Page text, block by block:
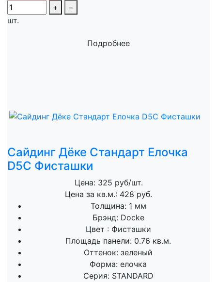
+
−
шт.
Подробнее
Сайдинг Дёке Стандарт Елочка
D5C Фисташки
Цена: 325 руб/шт.
Цена за кв.м.: 428 руб.
Толщина: 1 мм
Брэнд: Docke
Цвет : Фисташки
Площадь панели: 0.76 кв.м.
Оттенок: зеленый
Форма: елочка
Серия: STANDARD